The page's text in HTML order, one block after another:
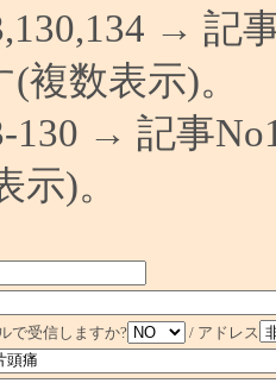
→ 記
(複数表示)。
130 → 記事
示)。
で受信しますか?
/ アドレス